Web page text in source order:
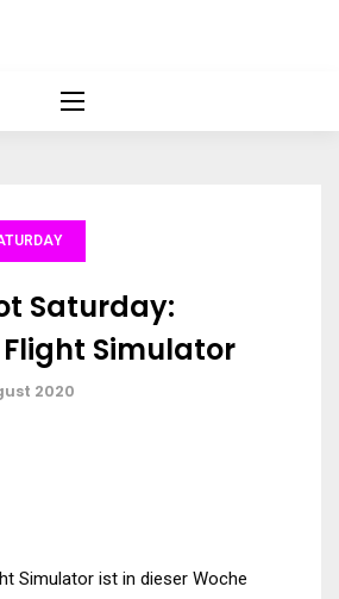
Saturday:
Simulator
2020
Simulator ist in dieser Woche